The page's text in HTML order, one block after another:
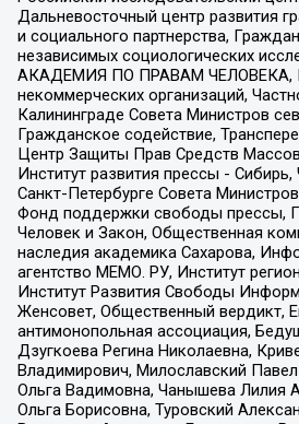
Дальневосточный центр развития
и социального партнерства,
независимых социологических
АКАДЕМИЯ ПО ПРАВАМ ЧЕЛОВЕКА,
некоммерческих организаций,
Калининграде Совета Министров
Гражданское содействие,
Центр Защиты Прав Средств
Институт развития прессы -
Санкт-Петербурге Совета
Фонд поддержки свободы прессы,
Человек и Закон, Общественная
наследия академика Сахарова,
агентство МЕМО. РУ, Институт
Институт Развития Свободы
Женсовет, Общественный вердикт,
антимонопольная ассоциация,
Дзугкоева Регина Николаевна,
Владимирович, Милославский
Ольга Вадимовна, Чанышева Лилия
Ольга Борисовна, Туровский